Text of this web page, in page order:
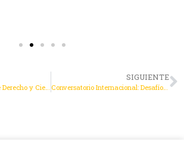
La Revista Chilena de Derecho y Ciencia Política alcanza un importante reconocimiento
SIGUIENTE
Conversatorio Internacional: Desafíos de la integración regional en el nuevo contexto Internacional